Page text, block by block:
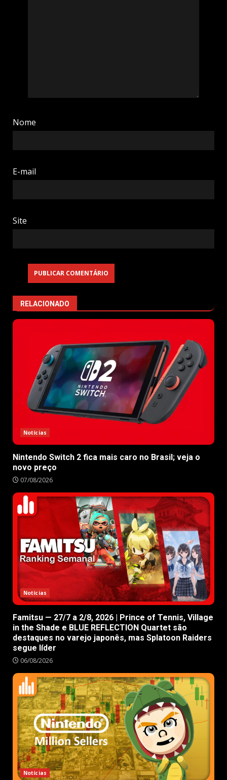
Nome
E-mail
Site
RELACIONADO
Notícias
Nintendo Switch 2 fica mais caro no Brasil; veja o
novo preço
07/08/2026
Notícias
Famitsu — 27/7 a 2/8, 2026 | Prince of Tennis, Village
in the Shade e BLUE REFLECTION Quartet são
destaques no varejo japonês, mas Splatoon Raiders
segue líder
06/08/2026
Notícias